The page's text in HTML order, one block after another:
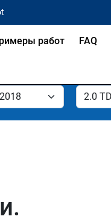
работ FAQ